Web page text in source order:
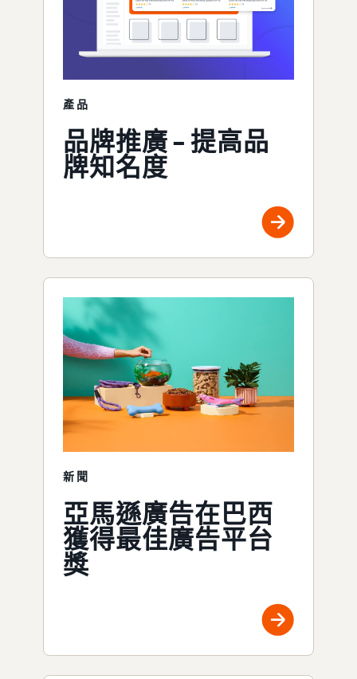
產品
品牌推廣 – 提高品
牌知名度
新聞
亞馬遜廣告在巴西
獲得最佳廣告平台
獎